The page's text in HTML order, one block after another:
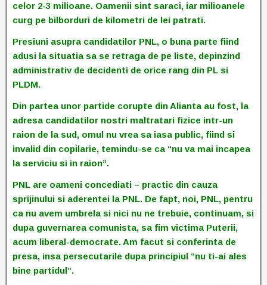
celor 2-3 milioane. Oamenii sint saraci, iar milioanele
curg pe bilborduri de kilometri de lei patrati.
Presiuni asupra candidatilor PNL, o buna parte fiind
adusi la situatia sa se retraga de pe liste, depinzind
administrativ de decidenti de orice rang din PL si
PLDM.
Din partea unor partide corupte din Alianta au fost, la
adresa candidatilor nostri maltratari fizice intr-un
raion de la sud, omul nu vrea sa iasa public, fiind si
invalid din copilarie, temindu-se ca “nu va mai incapea
la serviciu si in raion”.
PNL are oameni concediati – practic din cauza
sprijinului si aderentei la PNL. De fapt, noi, PNL, pentru
ca nu avem umbrela si nici nu ne trebuie, continuam, si
dupa guvernarea comunista, sa fim victima Puterii,
acum liberal-democrate. Am facut si conferinta de
presa, insa persecutarile dupa principiul “nu ti-ai ales
bine partidul”.